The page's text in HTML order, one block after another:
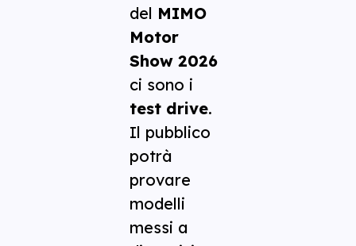
del MIMO
Motor
Show 2026
ci sono i
test drive.
Il pubblico
potrà
provare
modelli
messi a